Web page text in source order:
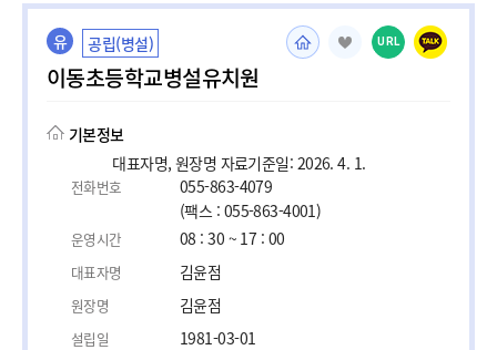
유 공립(병설)
이동초등학교병설유치원
URL
기본정보
대표자명, 원장명 자료기준일: 2026. 4. 1.
전화번호
055-863-4079
(팩스 : 055-863-4001)
운영시간 08 : 30 ~ 17 : 00
대표자명 김윤점
원장명 김윤점
설립일 1981-03-01